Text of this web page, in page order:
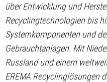
über Entwicklung und
Recyclingtechnologien bis
Systemkomponenten und
Gebrauchtanlagen. Mit
Russland und einem
EREMA Recyclinglösungen